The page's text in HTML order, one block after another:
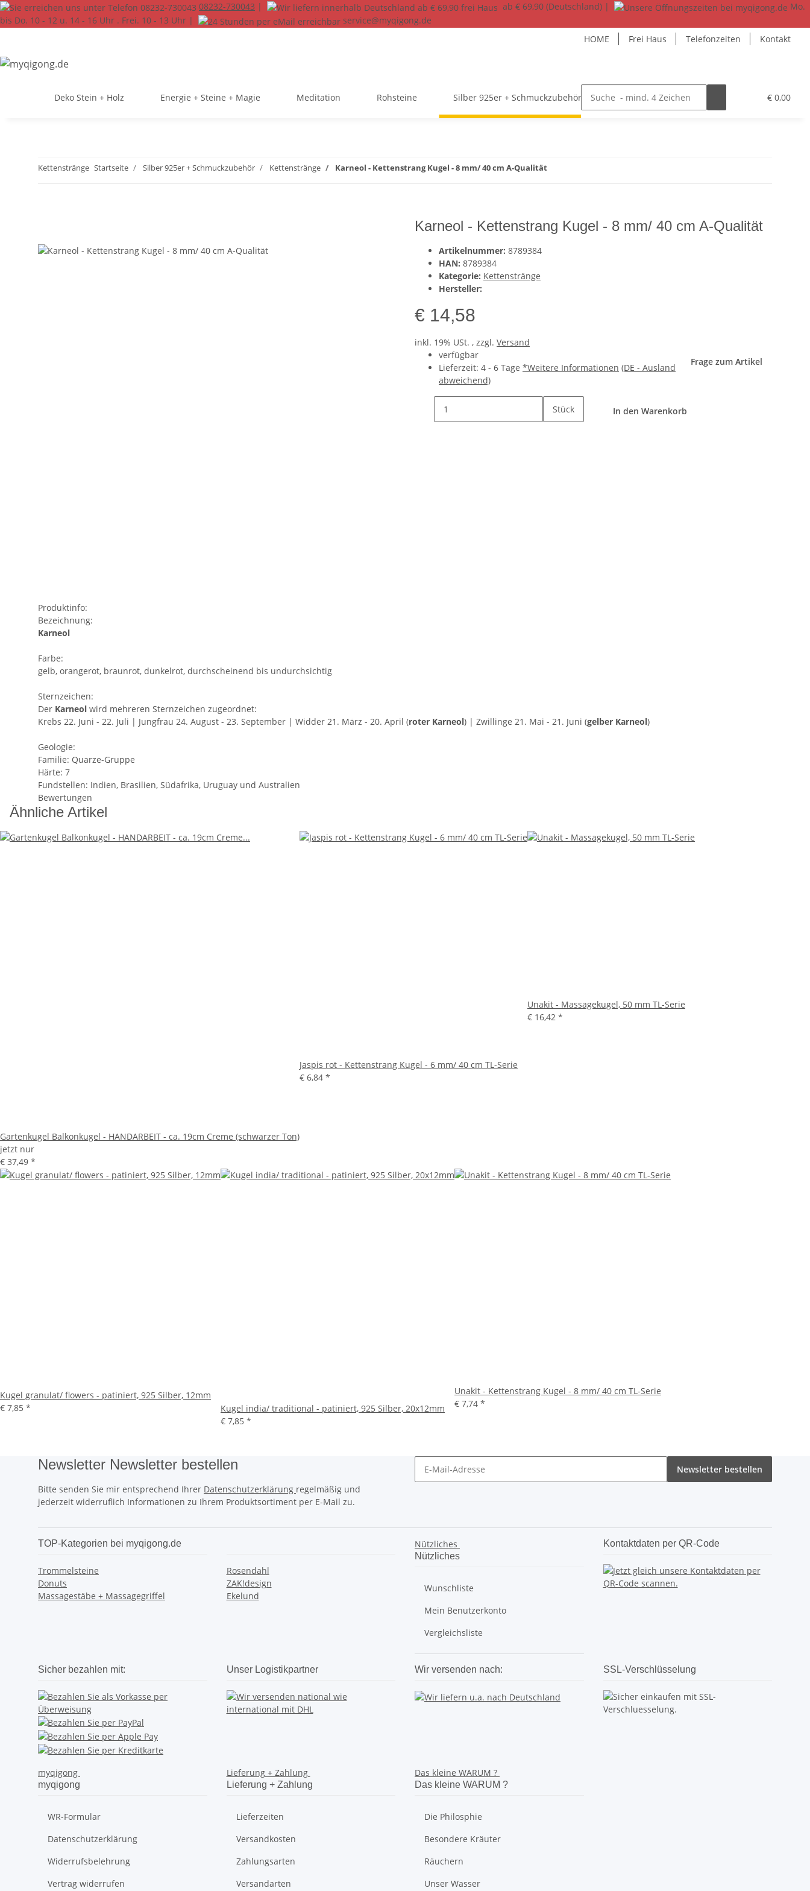
08232-730043 | ab € 69,90 (Deutschland) |
Mo.
bis Do. 10 - 12 u. 14 - 16 Uhr . Frei. 10 - 13 Uhr |
service@myqigong.de
HOME
Frei Haus Telefonzeiten Kontakt
€ 0,00
Deko Stein + Holz Energie + Steine + Magie Meditation Rohsteine Silber 925er + Schmuckzubehör Trommelsteine + Donuts Küche +
Kettenstränge Startseite Silber 925er + Schmuckzubehör Kettenstränge Karneol - Kettenstrang Kugel - 8 mm/ 40 cm A-Qualität
Karneol - Kettenstrang Kugel - 8 mm/ 40 cm A-Qualität
Artikelnummer: 8789384
HAN: 8789384
Kategorie: Kettenstränge
Hersteller:
€ 14,58
inkl. 19% USt. , zzgl. Versand
verfügbar
Lieferzeit: 4 - 6 Tage *Weitere Informationen (DE - Ausland
abweichend)
Frage zum Artikel
Stück In den Warenkorb
Produktinfo:
Bezeichnung:
Karneol
Farbe:
gelb, orangerot, braunrot, dunkelrot, durchscheinend bis undurchsichtig
Sternzeichen:
Der Karneol wird mehreren Sternzeichen zugeordnet:
Krebs 22. Juni - 22. Juli | Jungfrau 24. August - 23. September | Widder 21. März - 20. April (roter Karneol) | Zwillinge 21. Mai - 21. Juni (gelber Karneol)
Geologie:
Familie: Quarze-Gruppe
Härte: 7
Fundstellen: Indien, Brasilien, Südafrika, Uruguay und Australien
Bewertungen
Ähnliche Artikel
Gartenkugel Balkonkugel - HANDARBEIT - ca. 19cm Creme (schwarzer Ton)
jetzt nur
€ 37,49 *
Jaspis rot - Kettenstrang Kugel - 6 mm/ 40 cm TL-Serie
€ 6,84 *
Unakit - Massagekugel, 50 mm TL-Serie
€ 16,42 *
Kugel granulat/ flowers - patiniert, 925 Silber, 12mm
€ 7,85 *
Kugel india/ traditional - patiniert, 925 Silber, 20x12mm
€ 7,85 *
Unakit - Kettenstrang Kugel - 8 mm/ 40 cm TL-Serie
€ 7,74 *
Newsletter Newsletter bestellen
Bitte senden Sie mir entsprechend Ihrer Datenschutzerklärung regelmäßig und
jederzeit widerruflich Informationen zu Ihrem Produktsortiment per E-Mail zu.
Newsletter bestellen
TOP-Kategorien bei myqigong.de
Trommelsteine
Donuts
Massagestäbe + Massagegriffel
Rosendahl
ZAK!design
Ekelund
Nützliches
Nützliches
Wunschliste
Mein Benutzerkonto
Vergleichsliste
Kontaktdaten per QR-Code
Sicher bezahlen mit: Unser Logistikpartner Wir versenden nach: SSL-Verschlüsselung
myqigong
myqigong
WR-Formular
Datenschutzerklärung
Widerrufsbelehrung
Vertrag widerrufen
Lieferung + Zahlung
Lieferung + Zahlung
Lieferzeiten
Versandkosten
Zahlungsarten
Versandarten
Das kleine WARUM ?
Das kleine WARUM ?
Die Philosphie
Besondere Kräuter
Räuchern
Unser Wasser